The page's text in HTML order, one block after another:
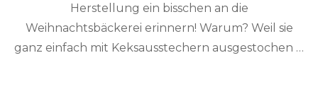
Herstellung ein bisschen an die
Weihnachtsbäckerei erinnern! Warum? Weil sie
ganz einfach mit Keksausstechern ausgestochen …